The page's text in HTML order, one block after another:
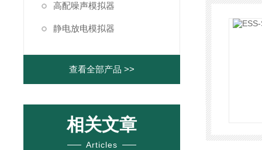
高配噪声模拟器
静电放电模拟器
查看全部产品 >>
相关文章
Articles